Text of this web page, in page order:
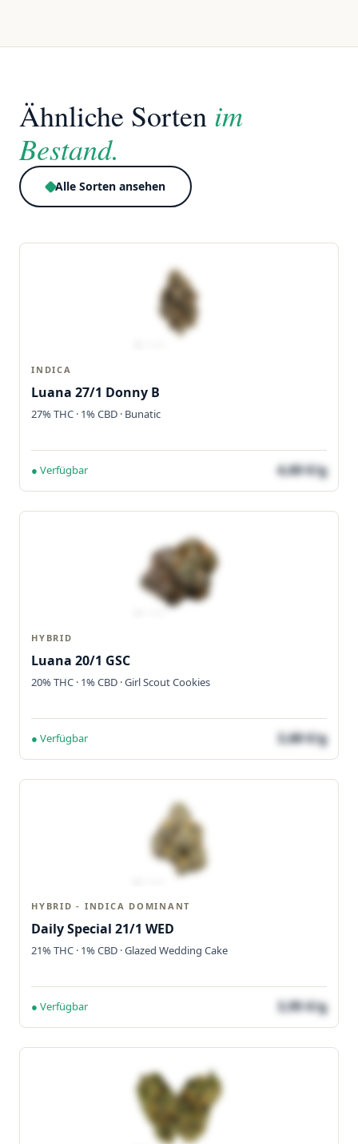
Ähnliche Sorten im
Bestand.
Alle Sorten ansehen
INDICA
Luana 27/1 Donny B
27% THC · 1% CBD · Bunatic
● Verfügbar 4,60 €/g
HYBRID
Luana 20/1 GSC
20% THC · 1% CBD · Girl Scout Cookies
● Verfügbar 3,68 €/g
HYBRID - INDICA DOMINANT
Daily Special 21/1 WED
21% THC · 1% CBD · Glazed Wedding Cake
● Verfügbar 3,95 €/g